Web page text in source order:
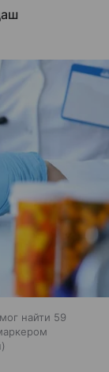
найти 59